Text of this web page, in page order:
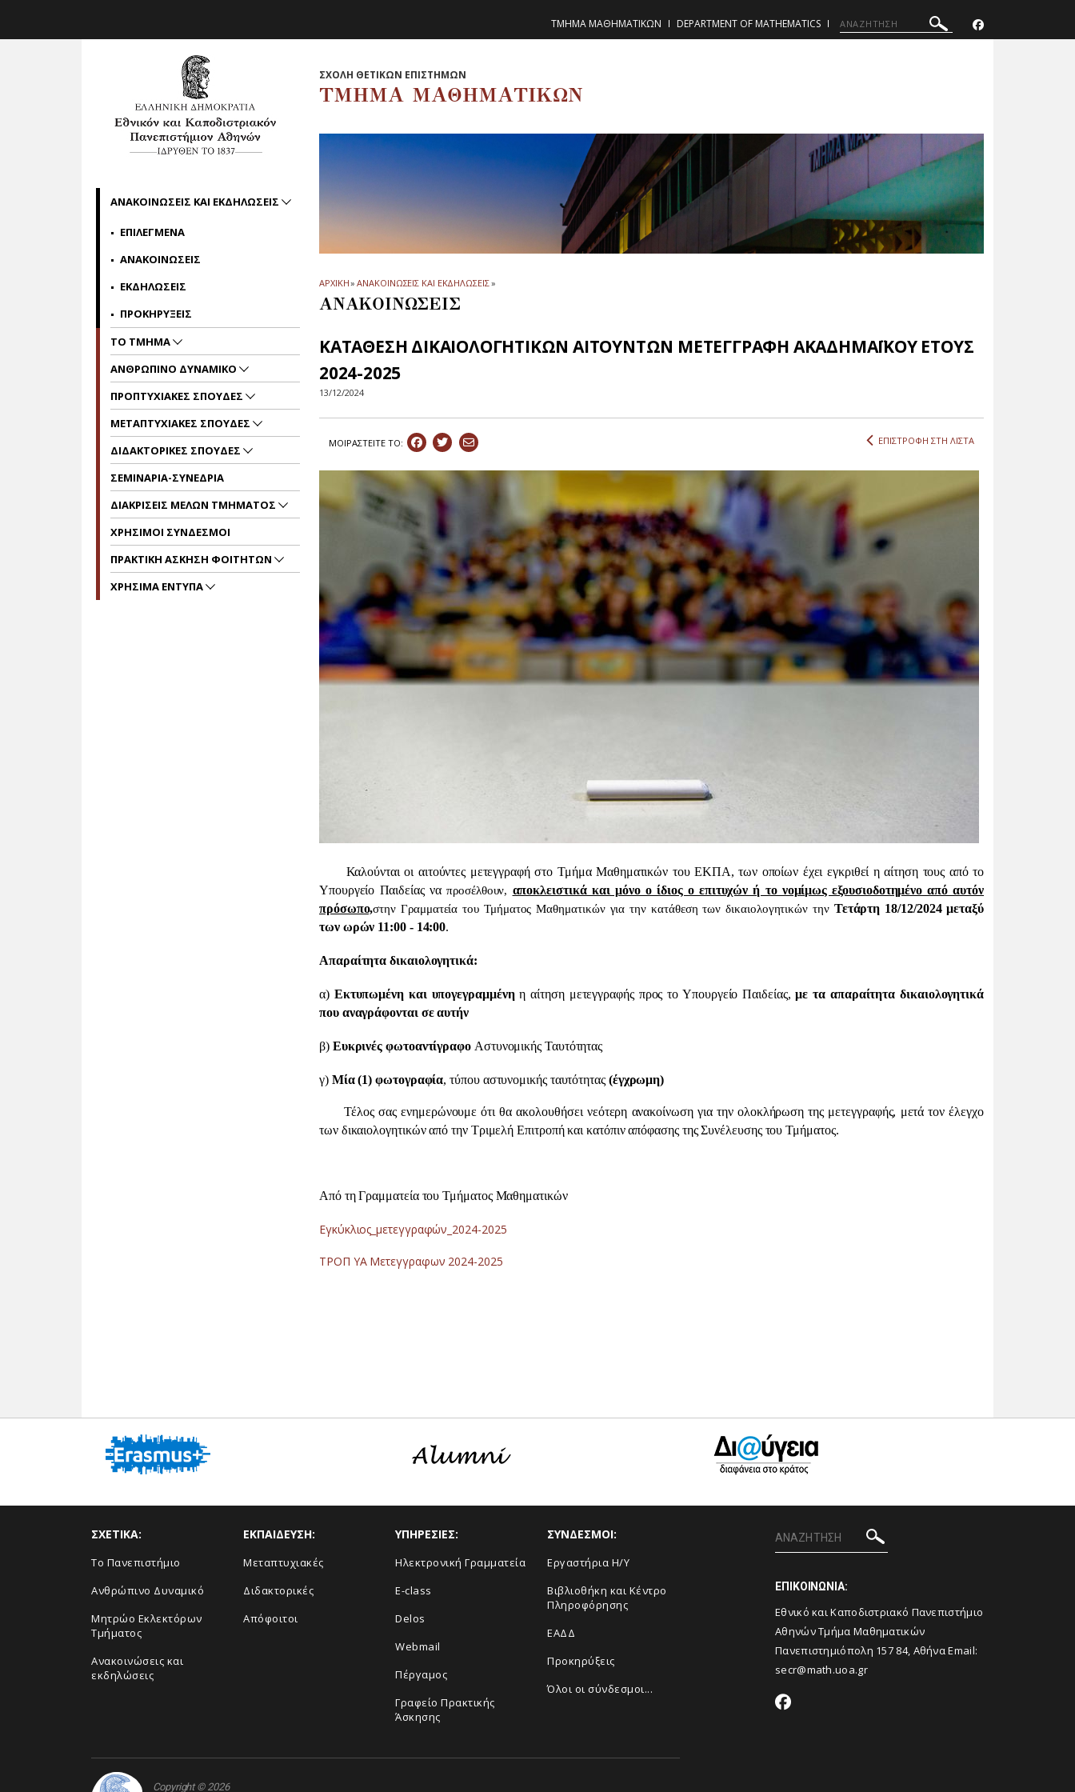
ΤΜΗΜΑ ΜΑΘΗΜΑΤΙΚΩΝ DEPARTMENT OF MATHEMATICS
ΣΧΟΛΗ ΘΕΤΙΚΩΝ ΕΠΙΣΤΗΜΩΝ
ΤΜΗΜΑ ΜΑΘΗΜΑΤΙΚΩΝ
ΑΡΧΙΚΗ» ΑΝΑΚΟΙΝΩΣΕΙΣ ΚΑΙ ΕΚΔΗΛΩΣΕΙΣ»
ΑΝΑΚΟΙΝΩΣΕΙΣ
ΚΑΤΑΘΕΣΗ ΔΙΚΑΙΟΛΟΓΗΤΙΚΩΝ ΑΙΤΟΥΝΤΩΝ ΜΕΤΕΓΓΡΑΦΗ ΑΚΑΔΗΜΑΪΚΟΥ ΕΤΟΥΣ
2024-2025
13/12/2024
ΜΟΙΡΑΣΤEIΤΕ ΤΟ: ΕΠΙΣΤΡΟΦΗ ΣΤΗ ΛΙΣΤΑ
Καλούνται οι αιτούντες μετεγγραφή στο Τμήμα Μαθηματικών του ΕΚΠΑ, των οποίων έχει εγκριθεί η αίτηση τους από το
Υπουργείο Παιδείας ναπροσέλθουν, αποκλειστικά και μόνο ο ίδιος ο επιτυχών ή το νομίμως εξουσιοδοτημένο από αυτόν
πρόσωπο,στην Γραμματεία του Τμήματος Μαθηματικών για την κατάθεση των δικαιολογητικών την Τετάρτη 18/12/2024 μεταξύ
των ωρών 11:00 - 14:00.
Απαραίτητα δικαιολογητικά:
α)Εκτυπωμένη και υπογεγραμμένηη αίτηση μετεγγραφής προς το Υπουργείο Παιδείας,με τα απαραίτητα δικαιολογητικά
που αναγράφονται σε αυτήν
β)Ευκρινές φωτοαντίγραφο Αστυνομικής Ταυτότητας
γ) Μία (1) φωτογραφία, τύπου αστυνομικής ταυτότητας (έγχρωμη)
Τέλος σας ενημερώνουμε ότι θα ακολουθήσει νεότερη ανακοίνωση για την ολοκλήρωση της μετεγγραφής, μετά τον έλεγχο
των δικαιολογητικών από την Τριμελή Επιτροπή και κατόπιν απόφασης της Συνέλευσης του Τμήματος.
Από τη Γραμματεία του Τμήματος Μαθηματικών
Εγκύκλιος_μετεγγραφών_2024-2025
ΤΡΟΠ ΥΑ Μετεγγραφων 2024-2025
ΑΝΑΚΟΙΝΩΣΕΙΣ ΚΑΙ ΕΚΔΗΛΩΣΕΙΣ
ΕΠΙΛΕΓΜΕΝΑ
ΑΝΑΚΟΙΝΩΣΕΙΣ
ΕΚΔΗΛΩΣΕΙΣ
ΠΡΟΚΗΡΥΞΕΙΣ
ΤΟ ΤΜΗΜΑ
ΑΝΘΡΩΠΙΝΟ ΔΥΝΑΜΙΚΟ
ΠΡΟΠΤΥΧΙΑΚΕΣ ΣΠΟΥΔΕΣ
ΜΕΤΑΠΤΥΧΙΑΚΕΣ ΣΠΟΥΔΕΣ
ΔΙΔΑΚΤΟΡΙΚΕΣ ΣΠΟΥΔΕΣ
ΣΕΜΙΝΑΡΙΑ-ΣΥΝΕΔΡΙΑ
ΔΙΑΚΡΙΣΕΙΣ ΜΕΛΩΝ ΤΜΗΜΑΤΟΣ
ΧΡΗΣΙΜΟΙ ΣΥΝΔΕΣΜΟΙ
ΠΡΑΚΤΙΚΗ ΑΣΚΗΣΗ ΦΟΙΤΗΤΩΝ
ΧΡΗΣΙΜΑ ΕΝΤΥΠΑ
ΣΧΕΤΙΚΑ:
Το Πανεπιστήμιο
Ανθρώπινο Δυναμικό
Μητρώο Εκλεκτόρων
Τμήματος
Ανακοινώσεις και
εκδηλώσεις
ΕΚΠΑΙΔΕΥΣΗ:
Μεταπτυχιακές
Διδακτορικές
Απόφοιτοι
ΥΠΗΡΕΣΙΕΣ:
Ηλεκτρονική Γραμματεία
E-class
Delos
Webmail
Πέργαμος
Γραφείο Πρακτικής
Άσκησης
ΣΥΝΔΕΣΜΟΙ:
Εργαστήρια Η/Υ
Βιβλιοθήκη και Κέντρο
Πληροφόρησης
ΕΑΔΔ
Προκηρύξεις
Όλοι οι σύνδεσμοι...
ΕΠΙΚΟΙΝΩΝΙΑ:
Εθνικό και Καποδιστριακό Πανεπιστήμιο
Αθηνών Τμήμα Μαθηματικών
Πανεπιστημιόπολη 157 84, Αθήνα Email:
secr@math.uoa.gr
Copyright © 2026